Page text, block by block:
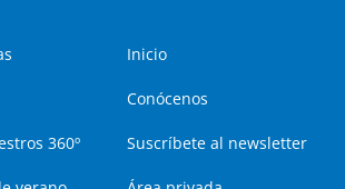
Inicio
Conócenos
360º Suscríbete al newsletter